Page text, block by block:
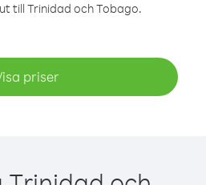
till Trinidad och Tobago.
priser